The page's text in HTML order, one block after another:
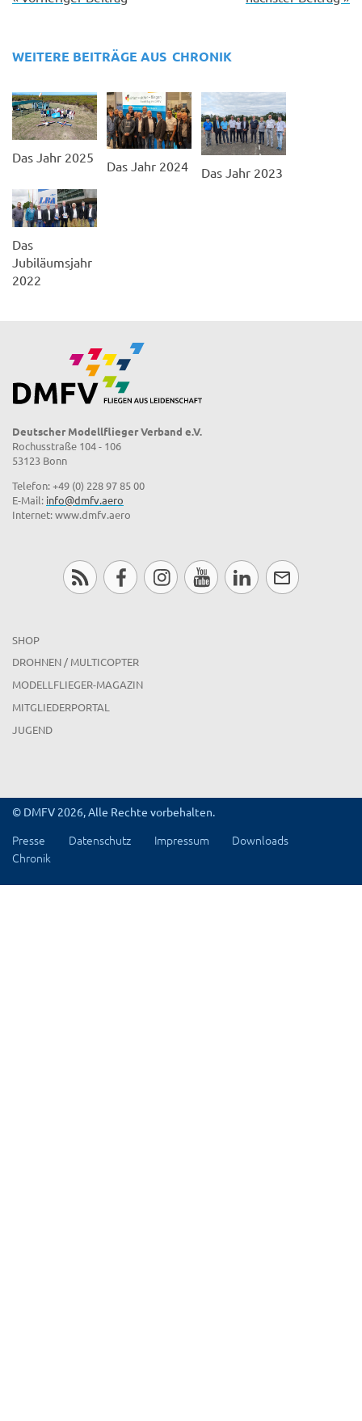
WEITERE BEITRÄGE AUS CHRONIK
Das Jahr 2025
Das Jahr 2024 Das Jahr 2023
Das
Jubiläumsjahr
2022
Deutscher Modellflieger Verband e.V.
Rochusstraße 104 - 106
53123 Bonn
Telefon: +49 (0) 228 97 85 00
E-Mail: info@dmfv.aero
Internet: www.dmfv.aero
SHOP
DROHNEN / MULTICOPTER
MODELLFLIEGER-MAGAZIN
MITGLIEDERPORTAL
JUGEND
© DMFV 2026, Alle Rechte vorbehalten.
Presse Datenschutz Impressum
Downloads
Chronik